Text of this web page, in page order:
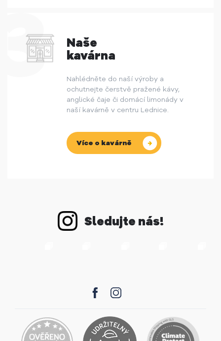
Naše
kavárna
Nahlédněte do naší výroby a
ochutnejte čerstvě pražené kávy,
anglické čaje či domácí limonády v
naší kavárně v centru Lednice.
Více o kavárně
Sledujte nás!